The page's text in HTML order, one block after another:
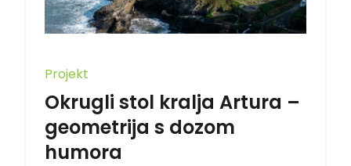
Projekt
Okrugli stol kralja Artura –
geometrija s dozom
humora